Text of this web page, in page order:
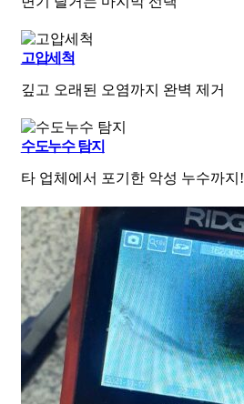
고압세척
깊고 오래된 오염까지 완벽 제거
수도누수 탐지
타 업체에서 포기한 악성 누수까지!